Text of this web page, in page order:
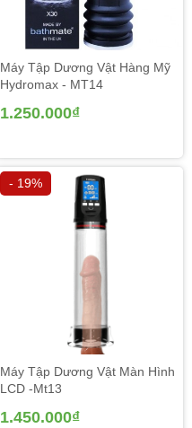
Máy Tập Dương Vật Hàng Mỹ
Hydromax - MT14
1.250.000₫
- 19%
Máy Tập Dương Vật Màn Hình
LCD -Mt13
1.450.000₫